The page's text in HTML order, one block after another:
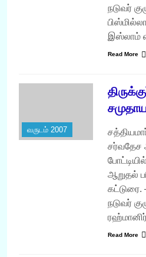
நடுவர்
இஸ்லாம்
Read More
வருடம் 2007
சர்வதேச
ஆறுதல்
கட்டுரை.
நடுவர்
Read More